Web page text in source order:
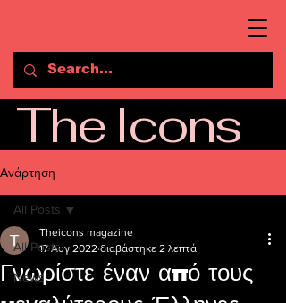
The Icons
Ανάρτηση
All Posts
News
All Posts
Γνωρίστε έναν από τους
Theicons magazine
17 Αυγ 2022 διαβάστηκε 2 λεπτά